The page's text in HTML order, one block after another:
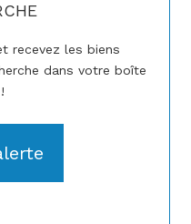
recevez les biens
dans votre boîte